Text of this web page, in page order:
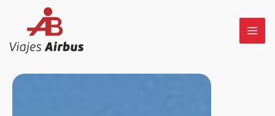
contenido